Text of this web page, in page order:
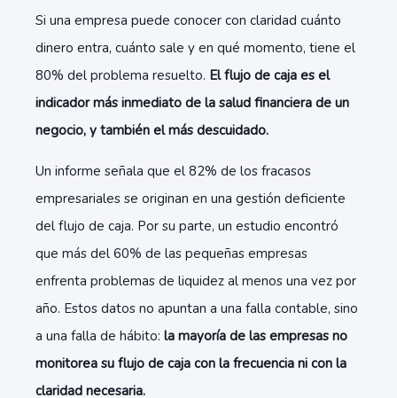
Si una empresa puede conocer con claridad cuánto
dinero entra, cuánto sale y en qué momento, tiene el
80% del problema resuelto. El flujo de caja es el
indicador más inmediato de la salud financiera de un
negocio, y también el más descuidado.
Un informe señala que el 82% de los fracasos
empresariales se originan en una gestión deficiente
del flujo de caja. Por su parte, un estudio encontró
que más del 60% de las pequeñas empresas
enfrenta problemas de liquidez al menos una vez por
año. Estos datos no apuntan a una falla contable, sino
a una falla de hábito: la mayoría de las empresas no
monitorea su flujo de caja con la frecuencia ni con la
claridad necesaria.